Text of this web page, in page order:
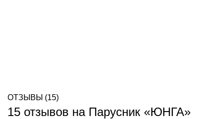
ОТЗЫВЫ (15)
15 отзывов на Парусник «ЮНГА»